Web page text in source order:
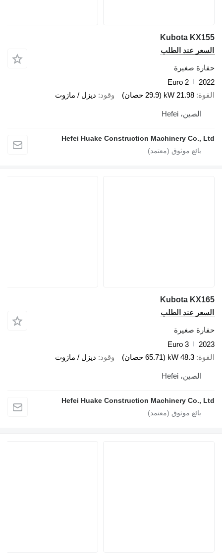
Kubota KX155
السعر عند الطلب
حفارة صغيرة
2022
Euro 2
القوة 21.98 kW (29.9 حصان) وقود ديزل / مازوت
الصين، Hefei
Hefei Huake Construction Machinery Co., Ltd
Kubota KX165
السعر عند الطلب
حفارة صغيرة
2023
Euro 3
القوة 48.3 kW (65.71 حصان) وقود ديزل / مازوت
الصين، Hefei
Hefei Huake Construction Machinery Co., Ltd